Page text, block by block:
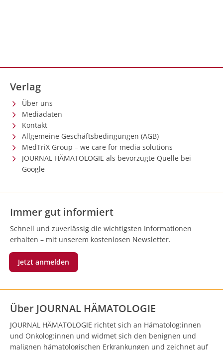
Verlag
Über uns
Mediadaten
Kontakt
Allgemeine Geschäftsbedingungen (AGB)
MedTriX Group – we care for media solutions
JOURNAL HÄMATOLOGIE als bevorzugte Quelle bei
Google
Immer gut informiert
Schnell und zuverlässig die wichtigsten Informationen
erhalten – mit unserem kostenlosen Newsletter.
Jetzt anmelden
Über JOURNAL HÄMATOLOGIE
JOURNAL HÄMATOLOGIE richtet sich an Hämatolog:innen
und Onkolog:innen und widmet sich den benignen und
malignen hämatologischen Erkrankungen und zeichnet auf